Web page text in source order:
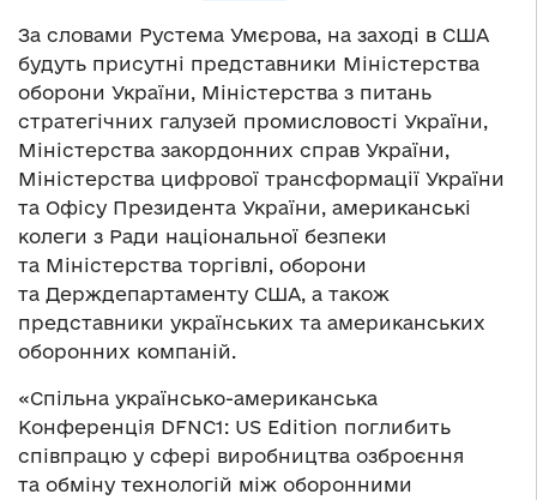
За словами Рустема Умєрова, на заході в США
будуть присутні представники Міністерства
оборони України, Міністерства з питань
стратегічних галузей промисловості України,
Міністерства закордонних справ України,
Міністерства цифрової трансформації України
та Офісу Президента України, американські
колеги з Ради національної безпеки
та Міністерства торгівлі, оборони
та Держдепартаменту США, а також
представники українських та американських
оборонних компаній.
«Спільна українсько-американська
Конференція DFNC1: US Edition поглибить
співпрацю у сфері виробництва озброєння
та обміну технологій між оборонними